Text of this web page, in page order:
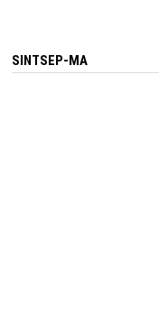
SINTSEP-MA